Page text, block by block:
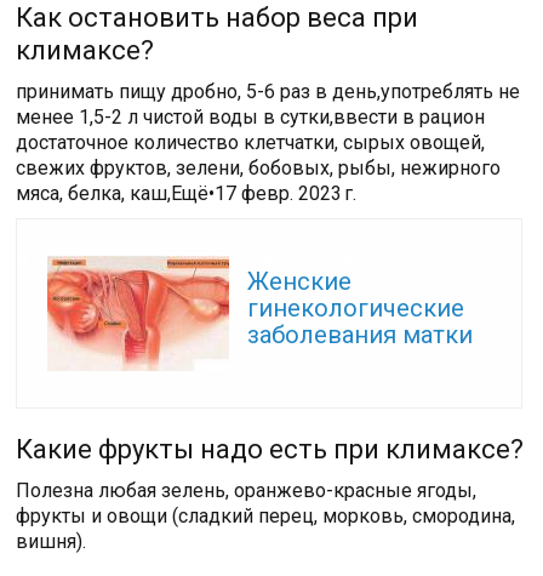
Как остановить набор веса при
климаксе?
принимать пищу дробно, 5-6 раз в день,употреблять не
менее 1,5-2 л чистой воды в сутки,ввести в рацион
достаточное количество клетчатки, сырых овощей,
свежих фруктов, зелени, бобовых, рыбы, нежирного
мяса, белка, каш,Ещё•17 февр. 2023 г.
Женские
гинекологические
заболевания матки
Какие фрукты надо есть при климаксе?
Полезна любая зелень, оранжево-красные ягоды,
фрукты и овощи (сладкий перец, морковь, смородина,
вишня).